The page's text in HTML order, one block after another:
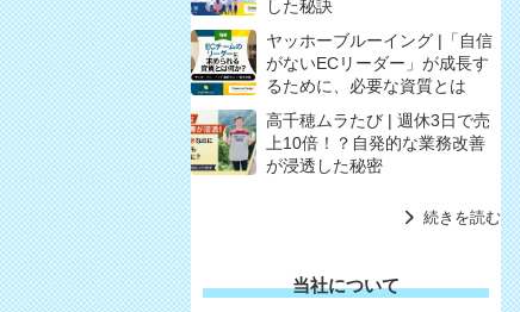
した秘訣
ヤッホーブルーイング |「自信
がないECリーダー」が成長す
るために、必要な資質とは
高千穂ムラたび | 週休3日で売
上10倍！？自発的な業務改善
が浸透した秘密
続きを読む
当社について